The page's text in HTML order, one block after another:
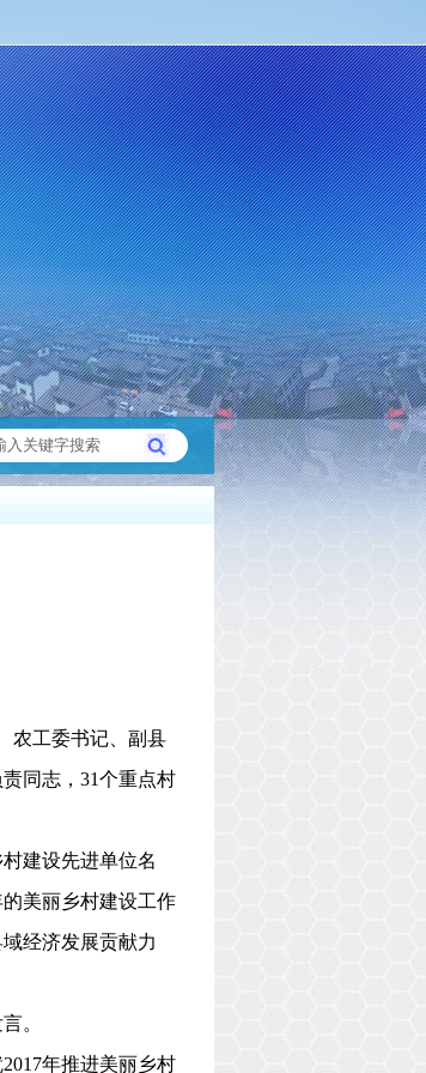
农工委书记、副县
同志， 31个重点村
建设先进单位名
美丽乡村建设工作
经济发展贡献力
。
2017年推进美丽乡村